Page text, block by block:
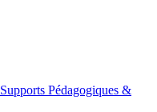
Supports Pédagogiques &